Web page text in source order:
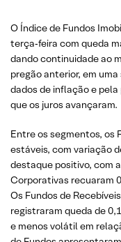
O Índice de Fundos
terça‑feira com queda
dando continuidade ao
pregão anterior, em
dados de inflação e
que os juros avançaram.
Entre os segmentos, os
estáveis, com variação
destaque positivo, com
Corporativas recuaram
Os Fundos de
registraram queda de
e menos volátil em